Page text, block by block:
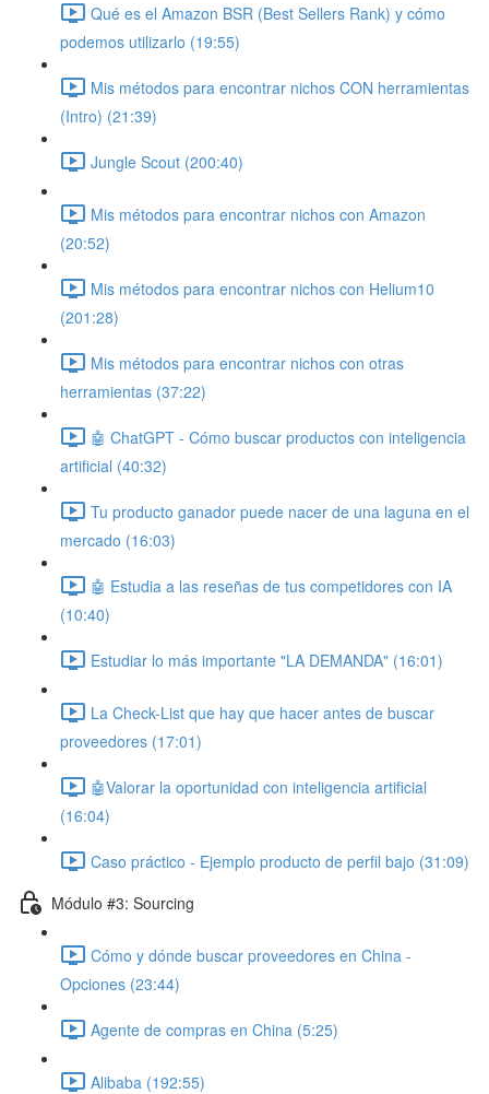
Qué es el Amazon BSR (Best Sellers Rank) y cómo
podemos utilizarlo (19:55)
Mis métodos para encontrar nichos CON herramientas
(Intro) (21:39)
Jungle Scout (200:40)
Mis métodos para encontrar nichos con Amazon
(20:52)
Mis métodos para encontrar nichos con Helium10
(201:28)
Mis métodos para encontrar nichos con otras
herramientas (37:22)
🤖 ChatGPT - Cómo buscar productos con inteligencia
artificial (40:32)
Tu producto ganador puede nacer de una laguna en el
mercado (16:03)
🤖 Estudia a las reseñas de tus competidores con IA
(10:40)
Estudiar lo más importante "LA DEMANDA" (16:01)
La Check-List que hay que hacer antes de buscar
proveedores (17:01)
🤖Valorar la oportunidad con inteligencia artificial
(16:04)
Caso práctico - Ejemplo producto de perfil bajo (31:09)
Módulo #3: Sourcing
Cómo y dónde buscar proveedores en China -
Opciones (23:44)
Agente de compras en China (5:25)
Alibaba (192:55)